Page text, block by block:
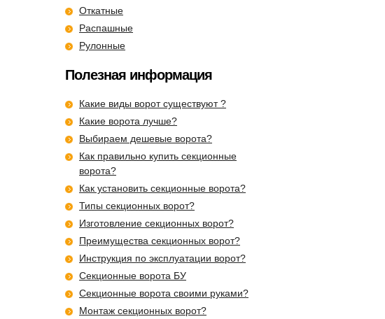
Откатные
Распашные
Рулонные
Полезная информация
Какие виды ворот существуют ?
Какие ворота лучше?
Выбираем дешевые ворота?
Как правильно купить секционные
ворота?
Как установить секционные ворота?
Типы секционных ворот?
Изготовление секционных ворот?
Преимущества секционных ворот?
Инструкция по эксплуатации ворот?
Секционные ворота БУ
Cекционные ворота своими руками?
Монтаж секционных ворот?